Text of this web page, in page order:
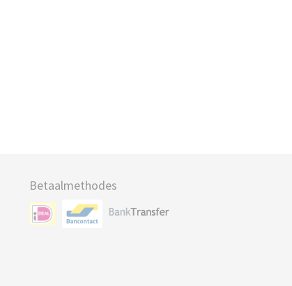
Betaalmethodes